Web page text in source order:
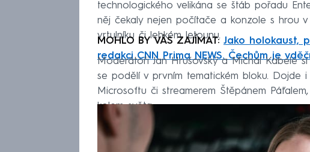
technologického velikána se štáb pořadu
něj čekaly nejen počítače a konzole s hrou
vrtulníku či lehkém letounu.
MOHLO BY VÁS ZAJÍMAT: Jako holokaust,
redakci CNN Prima NEWS. Čechům je
Moderátoři Jan Hrušovský a Michal Kabele
se podělí v prvním tematickém bloku. Dojde
Microsoftu či streamerem Štěpánem
kolem světa.